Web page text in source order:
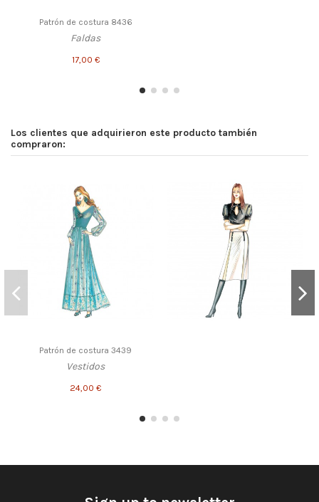
Patrón de costura 8436
Faldas
17,00 €
Los clientes que adquirieron este producto también
compraron:
Patrón de costura 3439
Vestidos
24,00 €